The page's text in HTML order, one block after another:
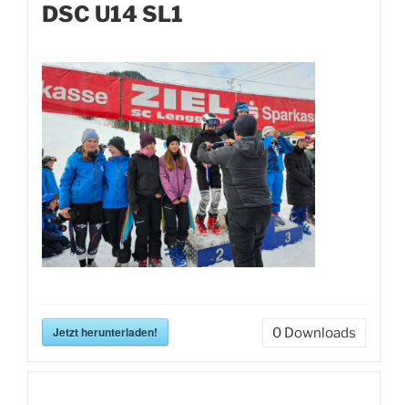
DSC U14 SL1
Jetzt herunterladen! 0 Downloads